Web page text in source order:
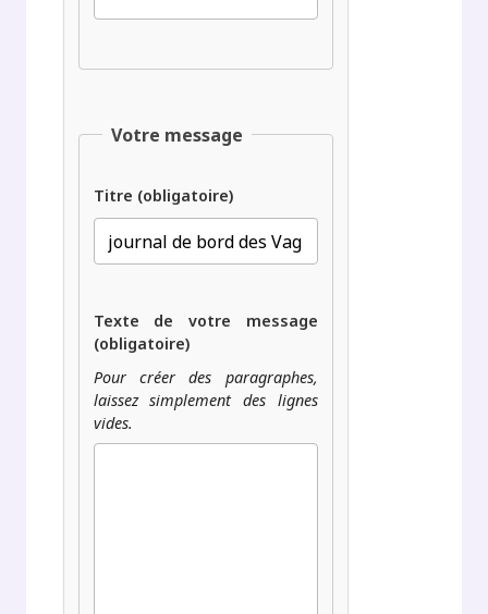
Votre message
Titre (obligatoire)
Texte de votre message
(obligatoire)
Pour créer des paragraphes,
laissez simplement des lignes
vides.